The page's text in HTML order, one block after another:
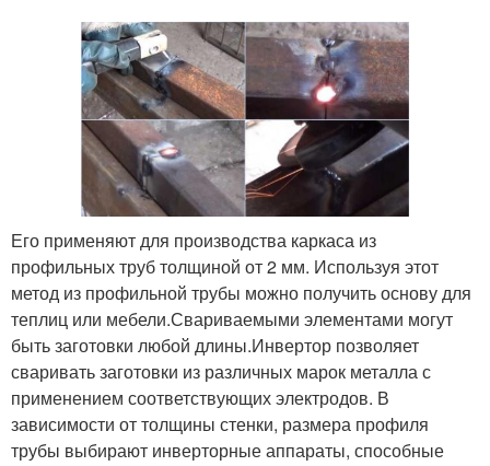
Его применяют для производства каркаса из
профильных труб толщиной от 2 мм. Используя этот
метод из профильной трубы можно получить основу для
теплиц или мебели.Свариваемыми элементами могут
быть заготовки любой длины.Инвертор позволяет
сваривать заготовки из различных марок металла с
применением соответствующих электродов. В
зависимости от толщины стенки, размера профиля
трубы выбирают инверторные аппараты, способные